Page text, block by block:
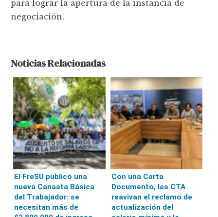
para lograr la apertura de la instancia de
negociación.
Noticias Relacionadas
El FreSU publicó una
nueva Canasta Básica
del Trabajador: se
necesitan más de
Con una Carta
Documento, las CTA
reavivan el reclamo de
actualización del